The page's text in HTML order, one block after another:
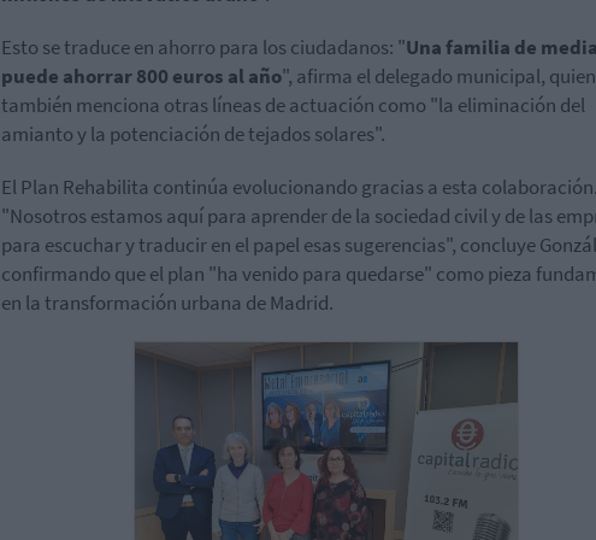
Esto se traduce en ahorro para los ciudadanos: "Una familia de media
puede ahorrar 800 euros al año", afirma el delegado municipal, quien
también menciona otras líneas de actuación como "la eliminación del
amianto y la potenciación de tejados solares".
El Plan Rehabilita continúa evolucionando gracias a esta colaboración.
"Nosotros estamos aquí para aprender de la sociedad civil y de las
para escuchar y traducir en el papel esas sugerencias", concluye
confirmando que el plan "ha venido para quedarse" como pieza
en la transformación urbana de Madrid.